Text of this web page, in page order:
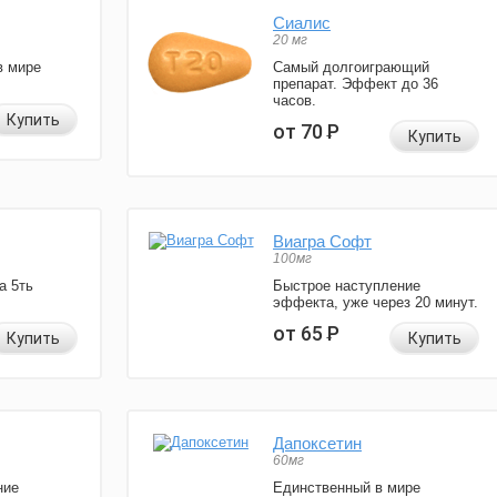
мире
Купить
Сиалис
20 мг
Самый долгоиграющий
препарат. Эффект до 36
часов.
от 70Р Купить
5ть
Купить
Виагра Софт
100мг
Быстрое наступление
эффекта, уже через 20 минут.
от 65Р Купить
Дапоксетин
60мг
Единственный в мире